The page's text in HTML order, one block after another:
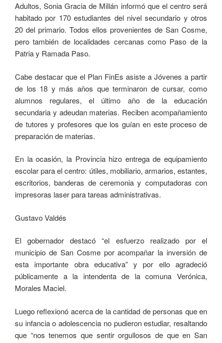
Adultos, Sonia Gracia de Millán informó que el centro será
habitado por 170 estudiantes del nivel secundario y otros
20 del primario. Todos ellos provenientes de San Cosme,
pero también de localidades cercanas como Paso de la
Patria y Ramada Paso.
Cabe destacar que el Plan FinEs asiste a Jóvenes a partir
de los 18 y más años que terminaron de cursar, como
alumnos regulares, el último año de la educación
secundaria y adeudan materias. Reciben acompañamiento
de tutores y profesores que los guían en este proceso de
preparación de materias.
En la ocasión, la Provincia hizo entrega de equipamiento
escolar para el centro: útiles, mobiliario, armarios, estantes,
escritorios, banderas de ceremonia y computadoras con
impresoras laser para tareas administrativas.
Gustavo Valdés
El gobernador destacó “el esfuerzo realizado por el
municipio de San Cosme por acompañar la inversión de
esta importante obra educativa” y por ello agradeció
públicamente a la intendenta de la comuna Verónica,
Morales Maciel.
Luego reflexionó acerca de la cantidad de personas que en
su infancia o adolescencia no pudieron estudiar, resaltando
que “nos tenemos que sentir orgullosos de que en San